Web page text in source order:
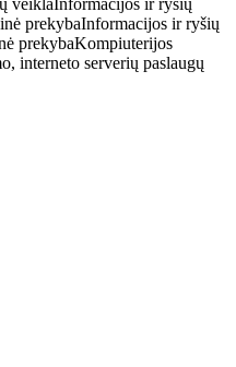
prekybaInformacijos ir ryšių
prekybaKompiuterijos
interneto serverių paslaugų